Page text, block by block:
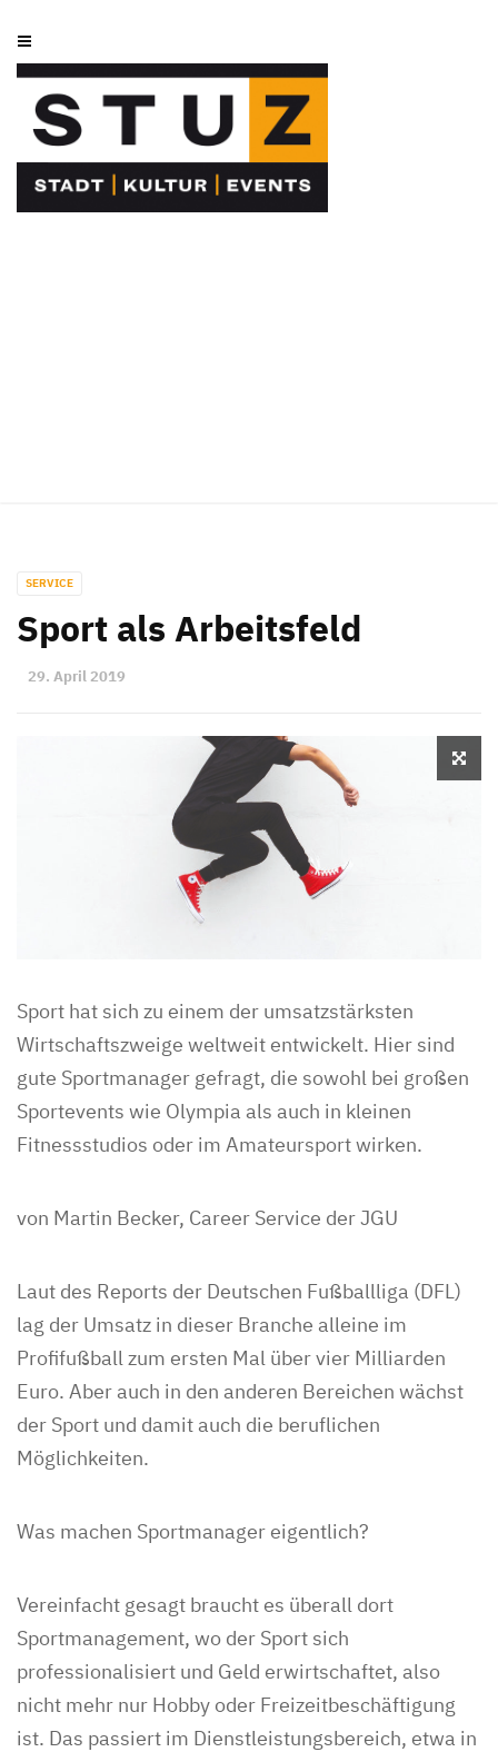
SERVICE
Sport als Arbeitsfeld
29. April 2019
Sport hat sich zu einem der umsatzstärksten
Wirtschaftszweige weltweit entwickelt. Hier sind
gute Sportmanager gefragt, die sowohl bei großen
Sportevents wie Olympia als auch in kleinen
Fitnessstudios oder im Amateursport wirken.
von Martin Becker, Career Service der JGU
Laut des Reports der Deutschen Fußballliga (DFL)
lag der Umsatz in dieser Branche alleine im
Profifußball zum ersten Mal über vier Milliarden
Euro. Aber auch in den anderen Bereichen wächst
der Sport und damit auch die beruflichen
Möglichkeiten.
Was machen Sportmanager eigentlich?
Vereinfacht gesagt braucht es überall dort
Sportmanagement, wo der Sport sich
professionalisiert und Geld erwirtschaftet, also
nicht mehr nur Hobby oder Freizeitbeschäftigung
ist. Das passiert im Dienstleistungsbereich, etwa in